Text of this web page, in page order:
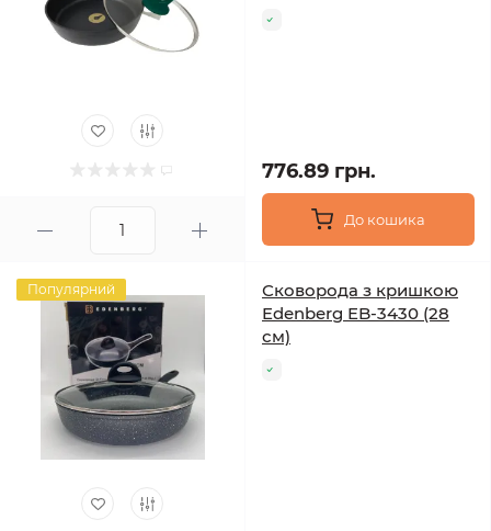
776.89 грн.
До кошика
Популярний
Сковорода з кришкою
Edenberg EB-3430 (28
см)